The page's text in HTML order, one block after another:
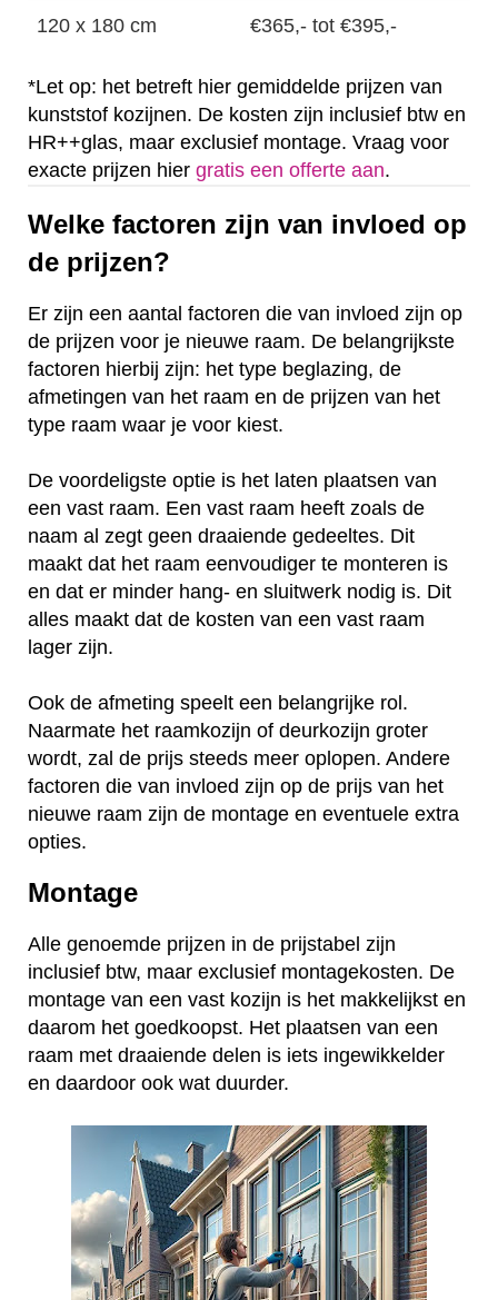
120 x 180 cm €365,- tot €395,-
*Let op: het betreft hier gemiddelde prijzen van
kunststof kozijnen. De kosten zijn inclusief btw en
HR++glas, maar exclusief montage. Vraag voor
exacte prijzen hier gratis een offerte aan.
Welke factoren zijn van invloed op
de prijzen?
Er zijn een aantal factoren die van invloed zijn op
de prijzen voor je nieuwe raam. De belangrijkste
factoren hierbij zijn: het type beglazing, de
afmetingen van het raam en de prijzen van het
type raam waar je voor kiest.
De voordeligste optie is het laten plaatsen van
een vast raam. Een vast raam heeft zoals de
naam al zegt geen draaiende gedeeltes. Dit
maakt dat het raam eenvoudiger te monteren is
en dat er minder hang- en sluitwerk nodig is. Dit
alles maakt dat de kosten van een vast raam
lager zijn.
Ook de afmeting speelt een belangrijke rol.
Naarmate het raamkozijn of deurkozijn groter
wordt, zal de prijs steeds meer oplopen. Andere
factoren die van invloed zijn op de prijs van het
nieuwe raam zijn de montage en eventuele extra
opties.
Montage
Alle genoemde prijzen in de prijstabel zijn
inclusief btw, maar exclusief montagekosten. De
montage van een vast kozijn is het makkelijkst en
daarom het goedkoopst. Het plaatsen van een
raam met draaiende delen is iets ingewikkelder
en daardoor ook wat duurder.